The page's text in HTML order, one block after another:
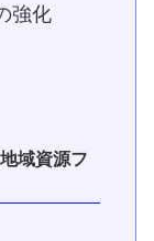
強化
域資源フ